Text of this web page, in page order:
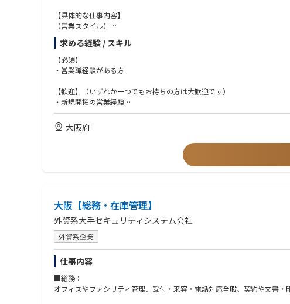
【具体的な仕事内容】
（営業スタイル）
・営業エリアは全国にわたるため、商談はすべてオンラインで行います。
・お客様は製造業を中心に、何らかの装置やセンサを利用されている方
の側面が強いです。
・一定のリード顧客に対するアプローチがメインのため、テレアポを含め
・新規営業の比率が高いですが、当社商品はサブスクリプションライセ
（PR活動業務）
［キャリアイメージ］
●少数精鋭で事業拡大に取組んでいるため、会社の成長とご自身の成長を
●飛び込み営業を行わないため、お客様の課題解決に向けた提案検討など
●業界や商品特徴の理解を進める中で、最新の技術（クラウド、セキュ
求める経験 / スキル
【必須】
・営業職経験がある方
【歓迎】（いずれか一つでもお持ちの方は大歓迎です）
・新規開拓の営業経験
・自社プロダクトの営業経験
・IT業界・製造業・FA業界での営業経験
・ベンチャーマインドをもって主体的にスキル習得をし、キャリアアップ
大阪府
大阪【総務・在庫管理】
外資系大手セキュリティシステム会社
外資系企業
仕事内容
■総務：
オフィスやファシリティ管理、受付・来客・電話対応全般、契約や文書